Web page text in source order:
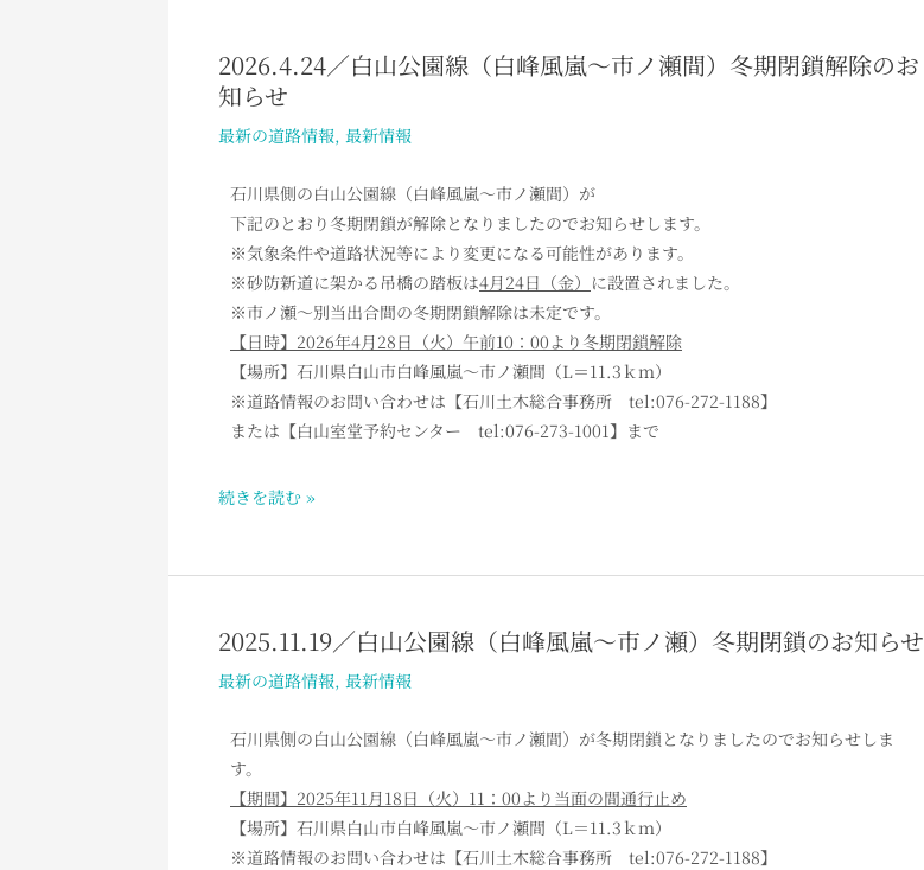
間）
通
行
め
お
知
ら
せ
2026.4.24／白山公園線（白峰風嵐～市ノ瀬間）冬期閉鎖解除のお
知らせ
最新の道路情報, 最新情報
石川県側の白山公園線（白峰風嵐～市ノ瀬間）が
下記のとおり冬期閉鎖が解除となりましたのでお知らせします。
※気象条件や道路状況等により変更になる可能性があります。
※砂防新道に架かる吊橋の踏板は4月24日（金） に設置されました。
※市ノ瀬～別当出合間の冬期閉鎖解除は未定です。
【日時】2026年4月28日（火）午前10：00より冬期閉鎖解除
【場所】石川県白山市白峰風嵐～市ノ瀬間（L＝11.3ｋｍ）
※道路情報のお問い合わせは【石川土木総合事務所 tel:076-272-1188】
または【白山室堂予約センター tel:076-273-1001】まで
2026.4.24
／
山
嵐
間）
解
除
お
知
ら
続きを読む »
2025.11.19／白山公園線（白峰風嵐～市ノ瀬）冬期閉鎖のお知らせ
最新の道路情報, 最新情報
石川県側の白山公園線（白峰風嵐～市ノ瀬間）が冬期閉鎖となりましたのでお知らせしま
す。
【期間】2025年11月18日（火）11：00より当面の間通行止め
【場所】石川県白山市白峰風嵐～市ノ瀬間（L＝11.3ｋｍ）
※道路情報のお問い合わせは【石川土木総合事務所 tel:076-272-1188】
2025.11.19
／
山
（白